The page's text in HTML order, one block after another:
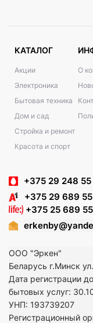
КАТАЛОГ
Акции
Электроника
Бытовая техника
Дом и сад
Стройка и ремонт
Красота и спорт
О
+375 29 248 55
+375 29 689
+375 25 689
ООО "Эркен"
Беларусь г.Минск
Дата регистрации
бытовых услуг:
УНП: 193739207
Регистрационный